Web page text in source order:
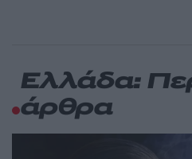
Ελλάδα:
άρθρα